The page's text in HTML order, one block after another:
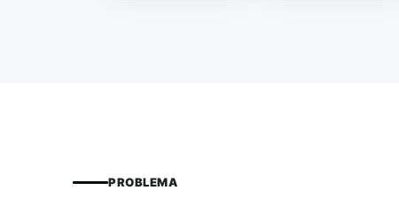
PROBLEMA